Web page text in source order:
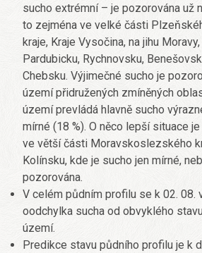
sucho extrémní – je pozorována už
to zejména ve velké části
kraje, Kraje Vysočina, na jihu
Pardubicku, Rychnovsku,
Chebsku. Výjimečné sucho je
území přidružených zmíněných
území prevládá hlavně sucho
mírné (18 %). O něco lepší situace
ve větší části Moravskoslezského
Kolínsku, kde je sucho jen mírné,
pozorována.
V celém půdním profilu se k 02. 08.
oodchylka sucha od obvyklého
území.
Predikce stavu půdního profilu je k